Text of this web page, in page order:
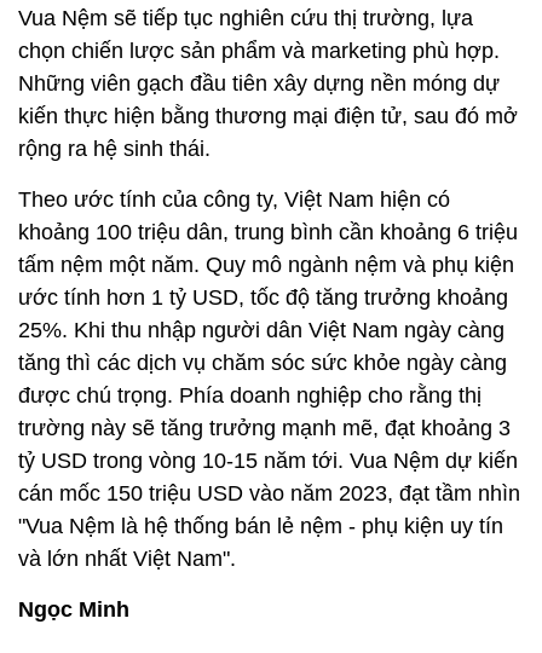
Vua Nệm sẽ tiếp tục nghiên cứu thị trường, lựa
chọn chiến lược sản phẩm và marketing phù hợp.
Những viên gạch đầu tiên xây dựng nền móng dự
kiến thực hiện bằng thương mại điện tử, sau đó mở
rộng ra hệ sinh thái.
Theo ước tính của công ty, Việt Nam hiện có
khoảng 100 triệu dân, trung bình cần khoảng 6 triệu
tấm nệm một năm. Quy mô ngành nệm và phụ kiện
ước tính hơn 1 tỷ USD, tốc độ tăng trưởng khoảng
25%. Khi thu nhập người dân Việt Nam ngày càng
tăng thì các dịch vụ chăm sóc sức khỏe ngày càng
được chú trọng. Phía doanh nghiệp cho rằng thị
trường này sẽ tăng trưởng mạnh mẽ, đạt khoảng 3
tỷ USD trong vòng 10-15 năm tới. Vua Nệm dự kiến
cán mốc 150 triệu USD vào năm 2023, đạt tầm nhìn
"Vua Nệm là hệ thống bán lẻ nệm - phụ kiện uy tín
và lớn nhất Việt Nam".
Ngọc Minh